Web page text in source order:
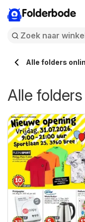
Folderbode
Alle folders
Alle